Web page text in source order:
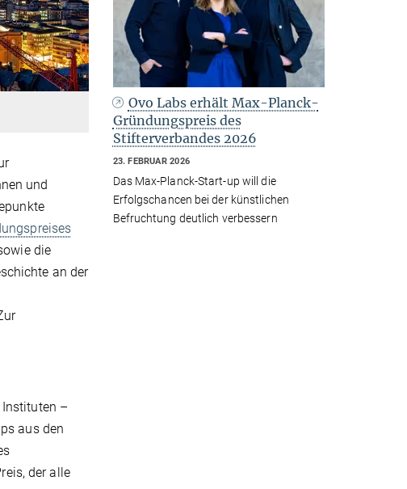
und
die
an der
Instituten –
aus den
der alle
Ovo Labs erhält Max-Planck-
Gründungspreis des
Stifterverbandes 2026
23. FEBRUAR 2026
Das Max-Planck-Start-up will die
Erfolgschancen bei der künstlichen
Befruchtung deutlich verbessern